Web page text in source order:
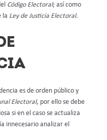
Código Electoral; así como
la Ley de Justicia Electoral.
es de orden público y
Electoral, por ello se debe
si en el caso se actualiza
innecesario analizar el